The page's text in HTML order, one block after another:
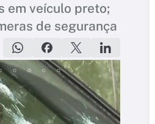
em veículo preto;
de segurança